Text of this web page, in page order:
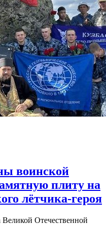
воинской
плиту на
лётчика-героя
Отечественной